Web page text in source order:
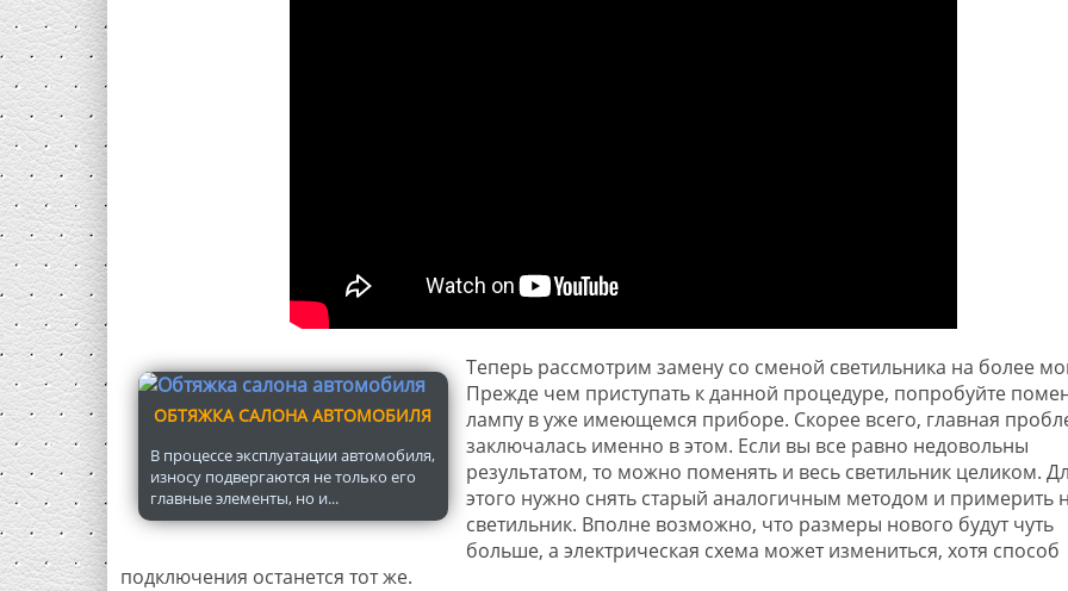
ОБТЯЖКА САЛОНА АВТОМОБИЛЯ
В процессе эксплуатации автомобиля,
износу подвергаются не только его
главные элементы, но и...
Теперь рассмотрим замену со сменой светильника на более
Прежде чем приступать к данной процедуре, попробуйте
лампу в уже имеющемся приборе. Скорее всего, главная
заключалась именно в этом. Если вы все равно недовольны
результатом, то можно поменять и весь светильник целиком.
этого нужно снять старый аналогичным методом и примерить
светильник. Вполне возможно, что размеры нового будут чуть
больше, а электрическая схема может измениться, хотя способ
подключения останется тот же.